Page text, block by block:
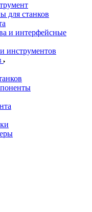
для станков
и интерфейсные
инструментов